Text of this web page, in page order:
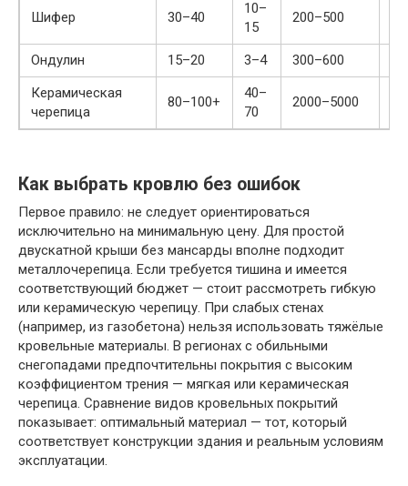
Шифер 30–40
10–
15
200–500
Ондулин 15–20 3–4 300–600
Керамическая
черепица
80–100+
40–
70
2000–5000
Как выбрать кровлю без ошибок
Первое правило: не следует ориентироваться
исключительно на минимальную цену. Для простой
двускатной крыши без мансарды вполне подходит
металлочерепица. Если требуется тишина и имеется
соответствующий бюджет — стоит рассмотреть гибкую
или керамическую черепицу. При слабых стенах
(например, из газобетона) нельзя использовать тяжёлые
кровельные материалы. В регионах с обильными
снегопадами предпочтительны покрытия с высоким
коэффициентом трения — мягкая или керамическая
черепица. Сравнение видов кровельных покрытий
показывает: оптимальный материал — тот, который
соответствует конструкции здания и реальным условиям
эксплуатации.